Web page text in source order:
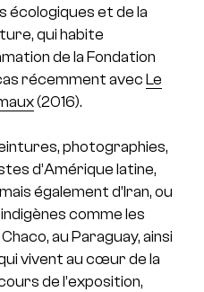
écologiques et de la
qui habite
de la Fondation
récemment avec Le
(2016).
photographies,
d’Amérique latine,
également d’Iran, ou
comme les
au Paraguay, ainsi
vivent au cœur de la
de l’exposition,